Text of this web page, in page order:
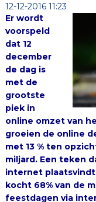
12-12-2016 11:23
Er wordt
voorspeld
dat 12
december
de dag is
met de
grootste
piek in
online omzet van het jaar: € 117 miljoen. Dit jaar
groeien de online december-aankopen waarschijnlijk
met 13 % ten opzichte van 2015. Ze komen uit op € 5,1
miljard. Een teken dat het shoppen steeds meer op
internet plaatsvindt. Nog zo’n indicator: vorig jaar
kocht 68% van de mensen cadeaus voor de
feestdagen via internet, dit jaar ligt dit percentage
op 72%. Deze ontwikkeling is een ramp voor
winkeliers, maar een kans voor kunst en cultuur.